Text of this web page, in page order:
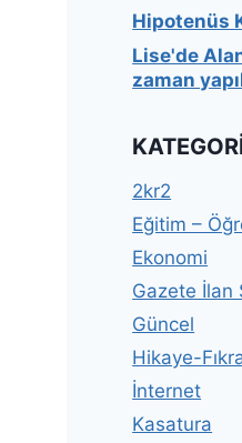
Hipotenüs
Lise'de
zaman
2kr2
Eğitim –
Ekonomi
Gazete İlan
Güncel
Hikaye-
İnternet
Kasatura